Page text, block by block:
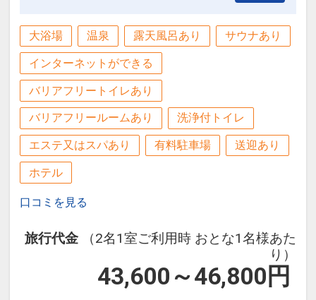
大浴場 温泉 露天風呂あり サウナあり
インターネットができる
バリアフリートイレあり
バリアフリールームあり 洗浄付トイレ
エステ又はスパあり 有料駐車場 送迎あり
ホテル
口コミを見る
旅行代金
（2名1室ご利用時 おとな1名様あた
り）
43,600～46,800 円